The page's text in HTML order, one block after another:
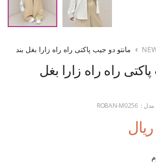
مانتو دو جیب پاکتی راه راه زارا بغل بند
راه راه زارا بغل
مدل : ROBAN-M0256